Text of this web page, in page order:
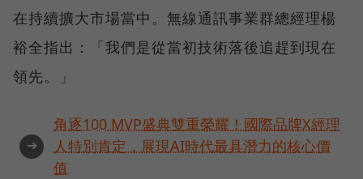
在持續擴大市場當中。無線通訊事業群總經理楊
裕全指出：「我們是從當初技術落後追趕到現在
領先。」
➜
角逐100 MVP盛典雙重榮耀！國際品牌X經理
人特別肯定，展現AI時代最具潛力的核心價
值